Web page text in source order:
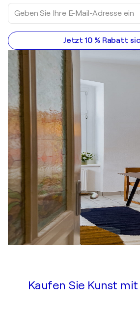
Jetzt 10 % Rabatt
Kaufen Sie Kunst